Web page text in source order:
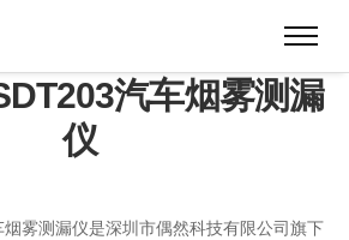
汽车烟雾测漏
仪
雾测漏仪是深圳市偶然科技有限公司旗下